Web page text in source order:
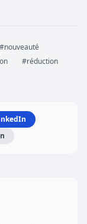
#nouveauté
#réduction